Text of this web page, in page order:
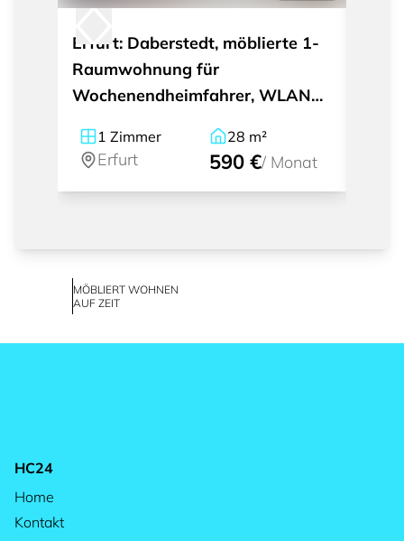
Erfurt: Daberstedt, möblierte 1-
Raumwohnung für
Wochenendheimfahrer, WLAN
1 Zimmer
Erfurt
28 m²
590 €/ Monat
MÖBLIERT WOHNEN
AUF ZEIT
HC24
Home
Kontakt